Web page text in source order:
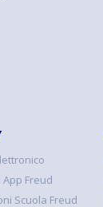
Freud
Scuola Freud